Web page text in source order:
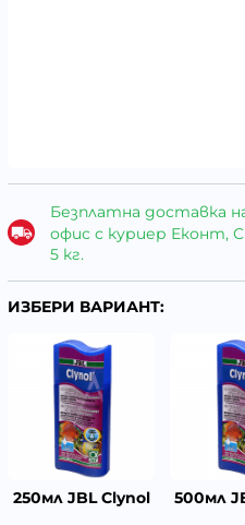
Безплатна доставка
офис с куриер Еконт,
5 кг.
ИЗБЕРИ ВАРИАНТ:
250мл JBL Clynol 500мл